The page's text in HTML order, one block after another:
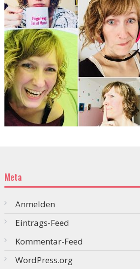
Meta
Anmelden
Eintrags-Feed
Kommentar-Feed
WordPress.org